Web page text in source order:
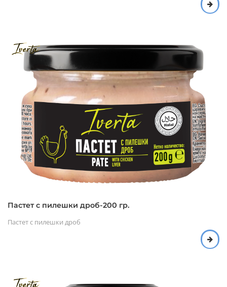
Пастет с пилешки дроб-200 гр.
Пастет с пилешки дроб